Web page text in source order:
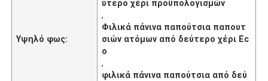
Υψηλό φως:
ύτερο χέρι προϋπολογισμών
,
Φιλικά πάνινα παπούτσια παπουτ
σιών ατόμων από δεύτερο χέρι Ec
o
,
φιλικά πάνινα παπούτσια από δεύ